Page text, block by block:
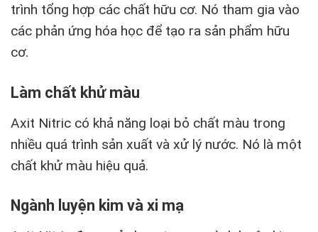
trình tổng hợp các chất hữu cơ. Nó tham gia vào
các phản ứng hóa học để tạo ra sản phẩm hữu
cơ.
Làm chất khử màu
Axit Nitric có khả năng loại bỏ chất màu trong
nhiều quá trình sản xuất và xử lý nước. Nó là một
chất khử màu hiệu quả.
Ngành luyện kim và xi mạ